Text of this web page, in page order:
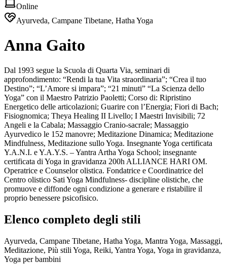
Online
Ayurveda, Campane Tibetane, Hatha Yoga
Anna Gaito
Dal 1993 segue la Scuola di Quarta Via, seminari di
approfondimento: “Rendi la tua Vita straordinaria”; “Crea il tuo
Destino”; “L’Amore si impara”; “21 minuti” “La Scienza dello
Yoga” con il Maestro Patrizio Paoletti; Corso di: Ripristino
Energetico delle articolazioni; Guarire con l’Energia; Fiori di Bach;
Fisiognomica; Theya Healing II Livello; I Maestri Invisibili; 72
Angeli e la Cabala; Massaggio Cranio-sacrale; Massaggio
Ayurvedico le 152 manovre; Meditazione Dinamica; Meditazione
Mindfulness, Meditazione sullo Yoga. Insegnante Yoga certificata
Y.A.N.I. e Y.A.Y.S. – Yantra Artha Yoga School; insegnante
certificata di Yoga in gravidanza 200h ALLIANCE HARI OM.
Operatrice e Counselor olistica. Fondatrice e Coordinatrice del
Centro olistico Sati Yoga Mindfulness- discipline olistiche, che
promuove e diffonde ogni condizione a generare e ristabilire il
proprio benessere psicofisico.
Elenco completo degli stili
Ayurveda, Campane Tibetane, Hatha Yoga, Mantra Yoga, Massaggi,
Meditazione, Più stili Yoga, Reiki, Yantra Yoga, Yoga in gravidanza,
Yoga per bambini